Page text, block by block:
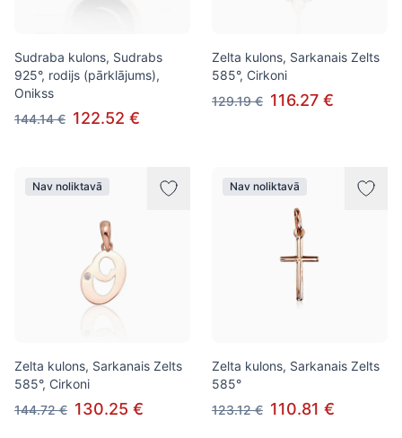
Sudraba kulons, Sudrabs
925°, rodijs (pārklājums),
Onikss
144.14 € 122.52 €
Zelta kulons, Sarkanais Zelts
585°, Cirkoni
129.19 € 116.27 €
Nav noliktavā
Zelta kulons, Sarkanais Zelts
585°, Cirkoni
144.72 € 130.25 €
Nav noliktavā
Zelta kulons, Sarkanais Zelts
585°
123.12 € 110.81 €